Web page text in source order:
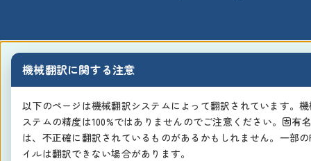
機械翻訳に関する注意
以下のページは機械翻訳システムによって翻訳されています。
ステムの精度は100%ではありませんのでご注意ください。固有
は、不正確に翻訳されているものがあるかもしれません。一部
イルは翻訳できない場合があります。